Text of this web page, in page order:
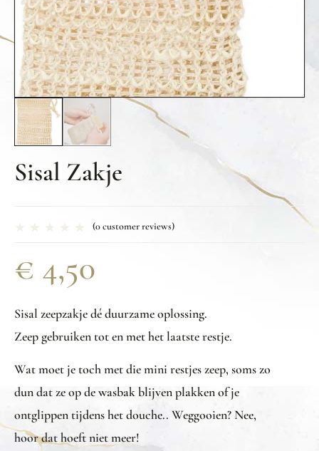
Sisal Zakje
(0customer reviews)
€ 4,50
Sisal zeepzakje dé duurzame oplossing.
Zeep gebruiken tot en met het laatste restje.
Wat moet je toch met die mini restjes zeep, soms zo
dun dat ze op de wasbak blijven plakken of je
ontglippen tijdens het douche.. Weggooien? Nee,
hoor dat hoeft niet meer!